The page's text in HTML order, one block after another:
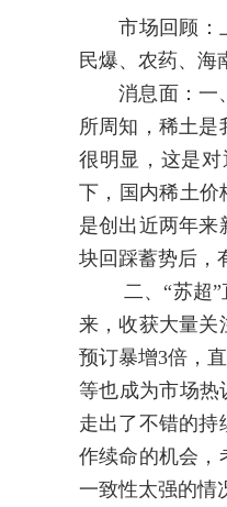
市场回顾：上
民爆、农药、海
消息面：一、
所周知，稀土是
很明显，这是
下，国内稀土价
是创出近两年来
块回踩蓄势后，
二、“苏超”直
来，收获大量关
预订暴增3倍，
等也成为市场热
走出了不错的持
作续命的机会，
一致性太强的情